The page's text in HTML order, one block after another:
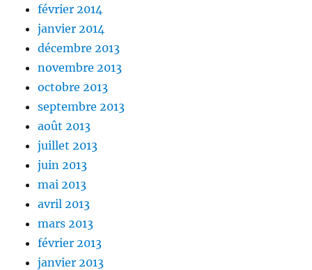
février 2014
janvier 2014
décembre 2013
novembre 2013
octobre 2013
septembre 2013
août 2013
juillet 2013
juin 2013
mai 2013
avril 2013
mars 2013
février 2013
janvier 2013